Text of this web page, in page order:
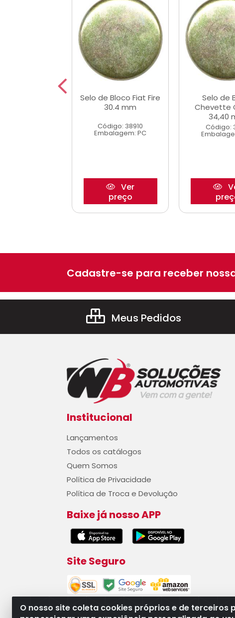
Selo de Bloco Fiat Fire
30.4 mm
Código: 38910
Embalagem: PC
Ver
preço
Selo de
Chevette
34,40
Código:
O nosso site coleta cookies próprios e de terceiros
Cadastre-se para receber
Meus Pedidos
Institucional
Lançamentos
Todos os catálogos
Quem Somos
Política de Privacidade
Política de Troca e Devolução
Baixe já nosso APP
Site Seguro